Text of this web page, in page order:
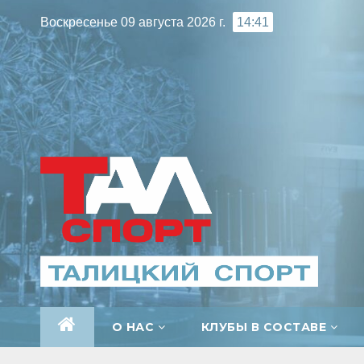
к
содержимому
Воскресенье 09 августа 2026 г. 14:41
О НАС КЛУБЫ В СОСТАВЕ